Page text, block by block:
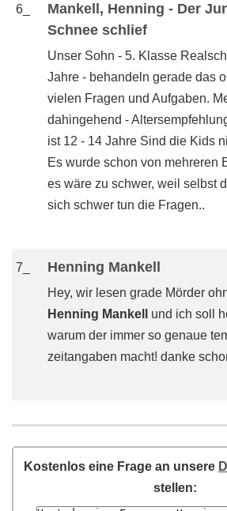
6_
Mankell, Henning - Der
Schnee schlief
Unser Sohn - 5. Klasse
Jahre - behandeln gerade das
vielen Fragen und Aufgaben.
dahingehend -
ist 12 - 14 Jahre Sind die Kids
Es wurde schon von mehreren
es wäre zu schwer, weil selbst
sich schwer tun die Fragen..
7_ Henning Mankell
Hey, wir lesen grade Mörder
Henning Mankell
und ich soll
warum der immer so genaue
zeitangaben macht! danke
Kostenlos eine Frage an unsere
stellen: